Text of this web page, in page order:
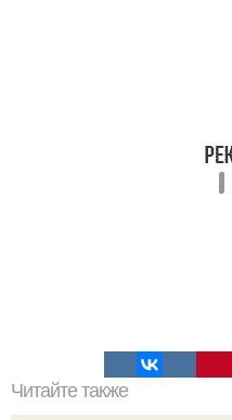
Читайте также